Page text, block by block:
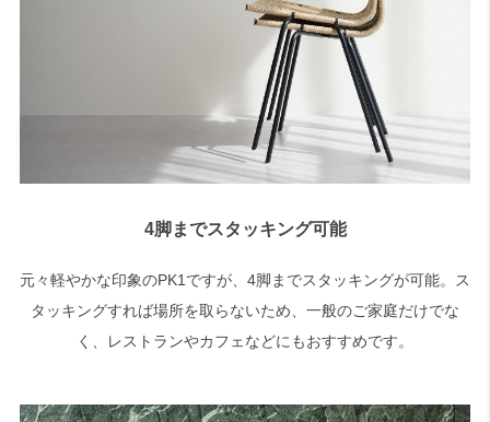
4脚までスタッキング可能
元々軽やかな印象のPK1ですが、4脚までスタッキングが可能。ス
タッキングすれば場所を取らないため、一般のご家庭だけでな
く、レストランやカフェなどにもおすすめです。